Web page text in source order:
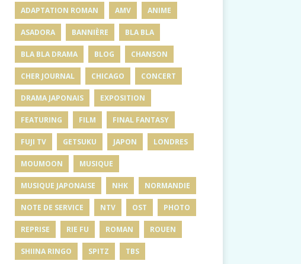
ADAPTATION ROMAN AMV ANIME
ASADORA BANNIÈRE BLA BLA
BLA BLA DRAMA BLOG CHANSON
CHER JOURNAL CHICAGO CONCERT
DRAMA JAPONAIS EXPOSITION
FEATURING FILM FINAL FANTASY
FUJI TV GETSUKU JAPON LONDRES
MOUMOON MUSIQUE
MUSIQUE JAPONAISE NHK NORMANDIE
NOTE DE SERVICE NTV OST PHOTO
REPRISE RIE FU ROMAN ROUEN
SHIINA RINGO SPITZ TBS